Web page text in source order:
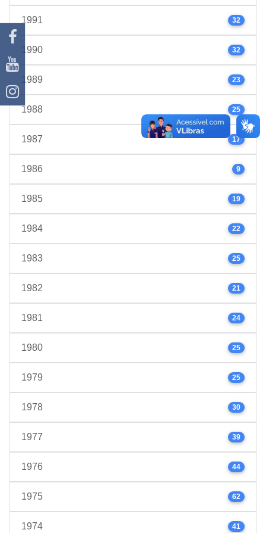
1991 32
1990 32
1989 23
1988 25
1987 17
1986 9
1985 19
1984 22
1983 25
1982 21
1981 24
1980 25
1979 25
1978 30
1977 39
1976 44
1975 62
1974 41